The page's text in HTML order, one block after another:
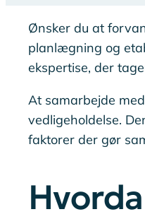
Ønsker du at
planlægning og
ekspertise, der
At samarbejde
vedligeholdelse.
faktorer der gør